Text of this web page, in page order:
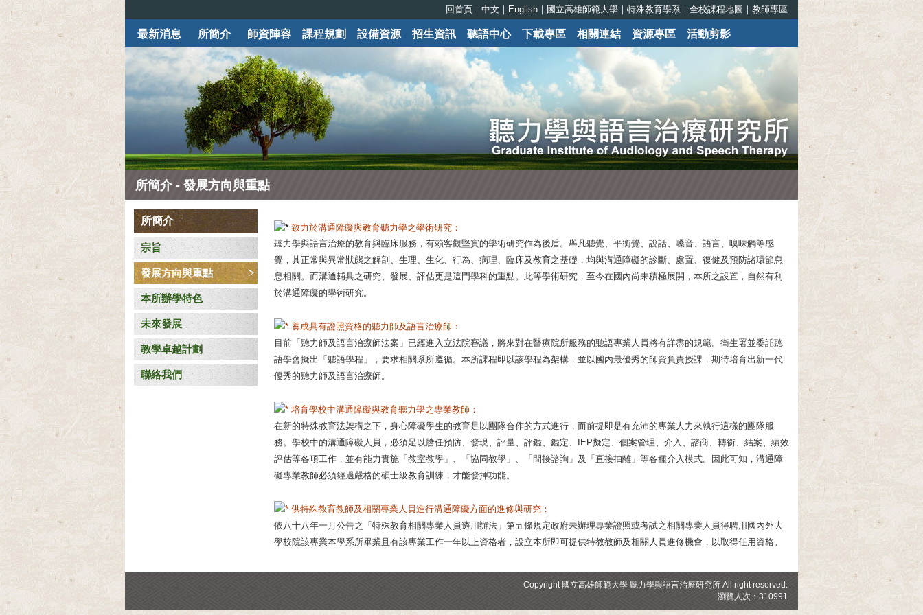
回首頁 ｜ 中文 ｜ English ｜ 國立高雄師範大學 ｜ 特殊教育學系 ｜ 全校課程地圖 ｜ 教師專區
最新消息 所簡介 師資陣容 課程規劃 設備資源 招生資訊 聽語中心 下載專區 相關連結 資源專區 活動剪影
所簡介 - 發展方向與重點
所簡介
宗旨
發展方向與重點
本所辦學特色
未來發展
教學卓越計劃
聯絡我們
致力於溝通障礙與教育聽力學之學術研究：
聽力學與語言治療的教育與臨床服務，有賴客觀堅實的學術研究作為後盾。舉凡聽覺、平衡覺、說話、嗓音、語言、嗅味觸等感
覺，其正常與異常狀態之解剖、生理、生化、行為、病理、臨床及教育之基礎，均與溝通障礙的診斷、處置、復健及預防諸環節息
息相關。而溝通輔具之研究、發展、評估更是這門學科的重點。此等學術研究，至今在國內尚未積極展開，本所之設置，自然有利
於溝通障礙的學術研究。
養成具有證照資格的聽力師及語言治療師：
目前「聽力師及語言治療師法案」已經進入立法院審議，將來對在醫療院所服務的聽語專業人員將有詳盡的規範。衛生署並委託聽
語學會擬出「聽語學程」，要求相關系所遵循。本所課程即以該學程為架構，並以國內最優秀的師資負責授課，期待培育出新一代
優秀的聽力師及語言治療師。
培育學校中溝通障礙與教育聽力學之專業教師：
在新的特殊教育法架構之下，身心障礙學生的教育是以團隊合作的方式進行，而前提即是有充沛的專業人力來執行這樣的團隊服
務。學校中的溝通障礙人員，必須足以勝任預防、發現、評量、評鑑、鑑定、IEP擬定、個案管理、介入、諮商、轉銜、結案、績效
評估等各項工作，並有能力實施「教室教學」、「協同教學」、「間接諮詢」及「直接抽離」等各種介入模式。因此可知，溝通障
礙專業教師必須經過嚴格的碩士級教育訓練，才能發揮功能。
供特殊教育教師及相關專業人員進行溝通障礙方面的進修與研究：
依八十八年一月公告之「特殊教育相關專業人員遴用辦法」第五條規定政府未辦理專業證照或考試之相關專業人員得聘用國內外大
學校院該專業本學系所畢業且有該專業工作一年以上資格者，設立本所即可提供特教教師及相關人員進修機會，以取得任用資格。
Copyright 國立高雄師範大學 聽力學與語言治療研究所 All right reserved.
瀏覽人次：310991